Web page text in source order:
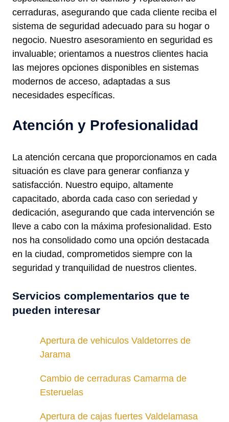
cerraduras, asegurando que cada cliente reciba el
sistema de seguridad adecuado para su hogar o
negocio. Nuestro asesoramiento en seguridad es
invaluable; orientamos a nuestros clientes hacia
las mejores opciones disponibles en sistemas
modernos de acceso, adaptadas a sus
necesidades específicas.
Atención y Profesionalidad
La atención cercana que proporcionamos en cada
situación es clave para generar confianza y
satisfacción. Nuestro equipo, altamente
capacitado, aborda cada caso con seriedad y
dedicación, asegurando que cada intervención se
lleve a cabo con la máxima profesionalidad. Esto
nos ha consolidado como una opción destacada
en la ciudad, comprometidos siempre con la
seguridad y tranquilidad de nuestros clientes.
Servicios complementarios que te
pueden interesar
Apertura de vehiculos Valdetorres de
Jarama
Cambio de cerraduras Camarma de
Esteruelas
Apertura de cajas fuertes Valdelamasa